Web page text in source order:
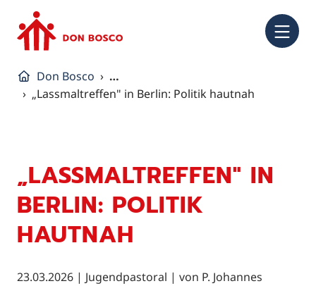
Don Bosco
…
„Lassmaltreffen" in Berlin: Politik hautnah
„LASSMALTREFFEN" IN
BERLIN: POLITIK
HAUTNAH
23.03.2026 | Jugendpastoral | von P. Johannes